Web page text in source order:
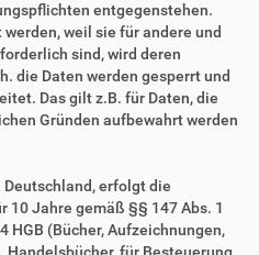
entgegenstehen.
weil sie für andere und
sind, wird deren
die Daten werden gesperrt und
Das gilt z.B. für Daten, die
Gründen aufbewahrt werden
erfolgt die
10 Jahre gemäß §§ 147 Abs. 1
HGB (Bücher, Aufzeichnungen,